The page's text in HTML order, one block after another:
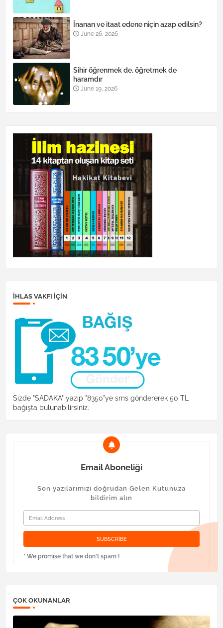
İnanan ve itaat edene niçin azap edilsin?
June 26, 2026
Sihir öğrenmek de, öğretmek de
haramdır
June 19, 2026
İHLAS VAKFI IÇIN
Sizde "SADAKA" yazıp "8350"ye sms göndererek 50 TL
bağışta bulunabilirsiniz.
Email Aboneliği
Son yazılarımızı doğrudan Gelen Kutunuza
bildirim alın
* We promise that we don't spam !
ÇOK OKUNANLAR